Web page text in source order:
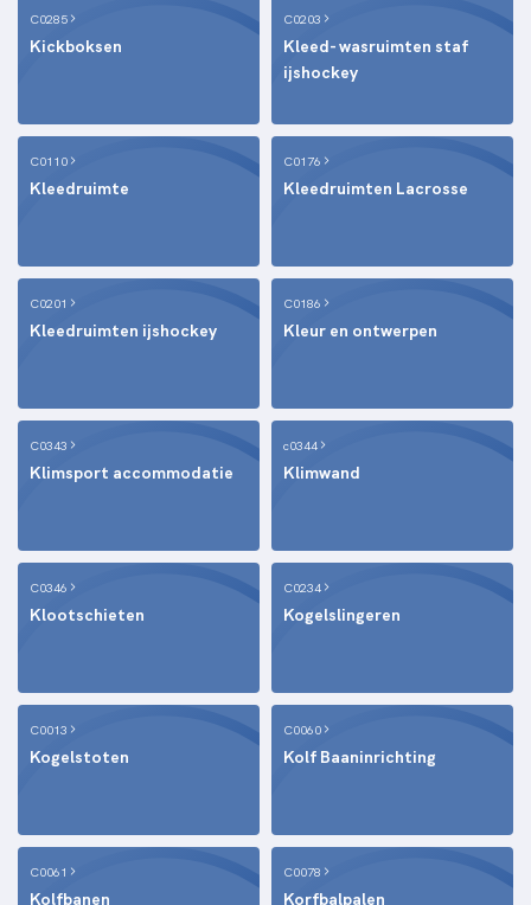
C0285
Kickboksen
C0203
Kleed- wasruimten staf
ijshockey
C0110
Kleedruimte
C0176
Kleedruimten Lacrosse
C0201
Kleedruimten ijshockey
C0186
Kleur en ontwerpen
C0343
Klimsport accommodatie
c0344
Klimwand
C0346
Klootschieten
C0234
Kogelslingeren
C0013
Kogelstoten
C0060
Kolf Baaninrichting
C0061
Kolfbanen
C0078
Korfbalpalen